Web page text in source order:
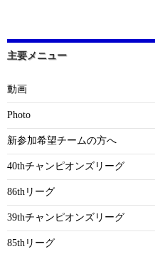
主要メニュー
動画
Photo
新参加希望チームの方へ
40thチャンピオンズリーグ
86thリーグ
39thチャンピオンズリーグ
85thリーグ